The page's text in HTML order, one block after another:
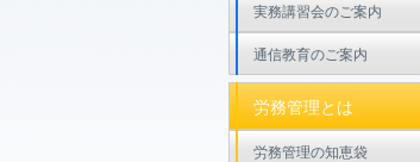
実務講習会のご案内
通信教育のご案内
労務管理とは
労務管理の知恵袋